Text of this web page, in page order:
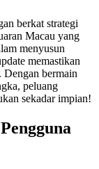
berkat strategi
Macau yang
menyusun
memastikan
Dengan bermain
peluang
sekadar impian!